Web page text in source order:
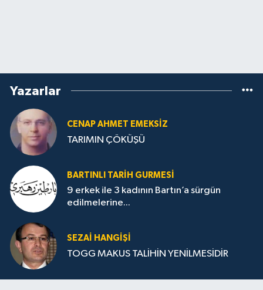
Yazarlar
CENAP AHMET EMEKSİZ
TARIMIN ÇÖKÜŞÜ
BARTINLI TARIH GURMESI
9 erkek ile 3 kadının Bartın’a sürgün
edilmelerine...
SEZAI HANGİŞİ
TOGG MAKUS TALİHİN YENİLMESİDİR